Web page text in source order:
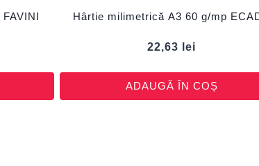
Hârtie milimetrică A3 60 g/mp
22,63 lei
ADAUGĂ ÎN COȘ